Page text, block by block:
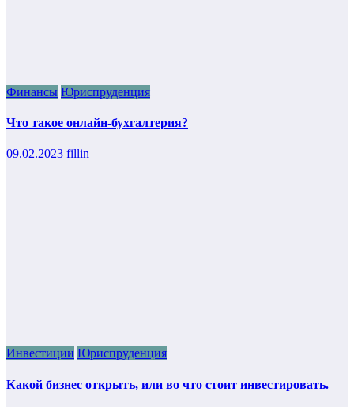
Финансы Юриспруденция
Что такое онлайн-бухгалтерия?
09.02.2023 fillin
Инвестиции Юриспруденция
Какой бизнес открыть, или во что стоит инвестировать.